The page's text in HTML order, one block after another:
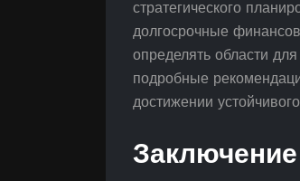
стратегического
долгосрочные
определять области
подробные
достижении
Заключение